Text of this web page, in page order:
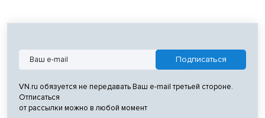
VN.ru обязуется не передавать Ваш e-mail третьей стороне.
Отписаться
от рассылки можно в любой момент